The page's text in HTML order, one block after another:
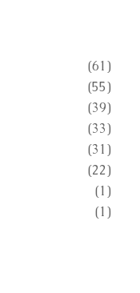
(61)
(55)
(39)
(33)
(31)
(22)
(1)
(1)